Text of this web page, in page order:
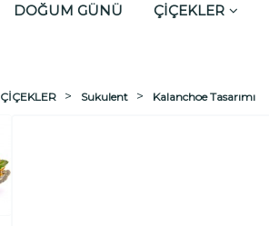
DOĞUM GÜNÜ ÇİÇEKLER
ÇİÇEKLER Sukulent Kalanchoe Tasarımı